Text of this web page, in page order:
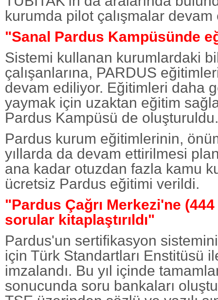
kurumda pilot çalışmalar devam
"Sanal Pardus Kampüsünde
Sistemi kullanan kurumlardaki
çalışanlarına, PARDUS
devam ediliyor. Eğitimleri daha
yaymak için uzaktan eğitim
Pardus Kampüsü de oluşturuldu.
Pardus kurum eğitimlerinin,
yıllarda da devam ettirilmesi
ana kadar otuzdan fazla kamu
ücretsiz Pardus eğitimi verildi.
"Pardus Çağrı Merkezi'ne
sorular kitaplaştırıldı"
Pardus'un sertifikasyon
için Türk Standartları Enstitüsü
imzalandı. Bu yıl içinde
sonucunda soru bankaları